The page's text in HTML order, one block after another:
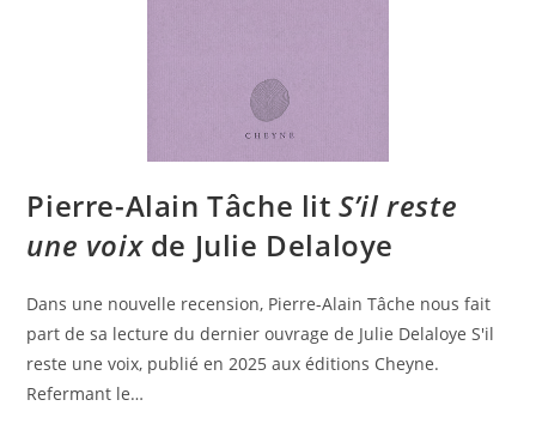
Pierre-Alain Tâche litS’il reste
une voixde Julie Delaloye
Dans une nouvelle recension, Pierre-Alain Tâche nous fait
part de sa lecture du dernier ouvrage de Julie Delaloye S'il
reste une voix, publié en 2025 aux éditions Cheyne.
Refermant le…